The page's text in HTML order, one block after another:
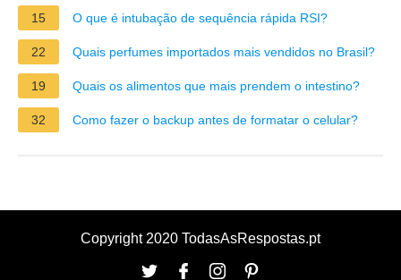
15 O que é intubação de sequência rápida RSI?
22 Quais perfumes importados mais vendidos no Brasil?
19 Quais os alimentos que mais prendem o intestino?
32 Como fazer o backup antes de formatar o celular?
Copyright 2020 TodasAsRespostas.pt